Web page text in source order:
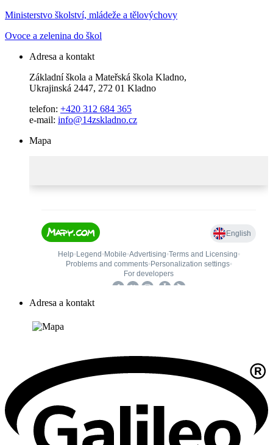
Ministerstvo školství, mládeže a tělovýchovy
Ovoce a zelenina do škol
Adresa a kontakt
Základní škola a Mateřská škola Kladno,
Ukrajinská 2447, 272 01 Kladno
telefon: +420 312 684 365
e-mail: info@14zskladno.cz
Mapa
Adresa a kontakt